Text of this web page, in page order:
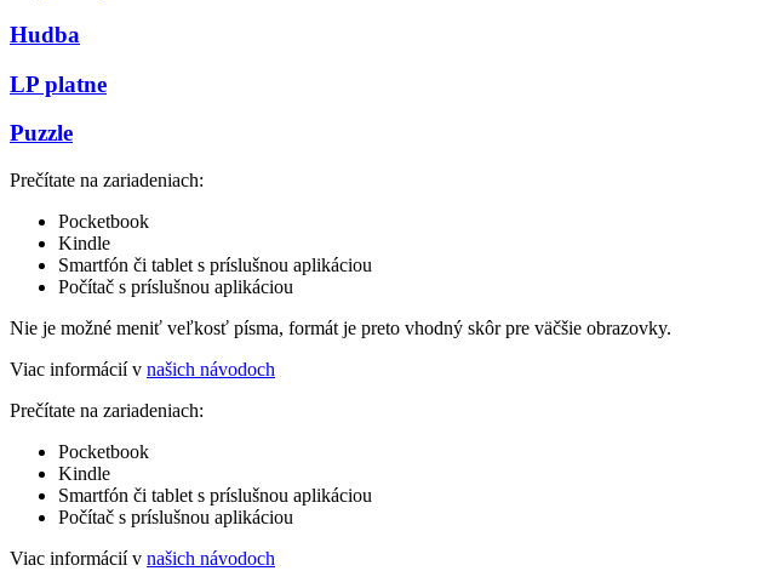
Hudba
LP platne
Puzzle
Prečítate na zariadeniach:
Pocketbook
Kindle
Smartfón či tablet s príslušnou aplikáciou
Počítač s príslušnou aplikáciou
Nie je možné meniť veľkosť písma, formát je preto vhodný skôr pre väčšie obrazovky.
Viac informácií v našich návodoch
Prečítate na zariadeniach:
Pocketbook
Kindle
Smartfón či tablet s príslušnou aplikáciou
Počítač s príslušnou aplikáciou
Viac informácií v našich návodoch